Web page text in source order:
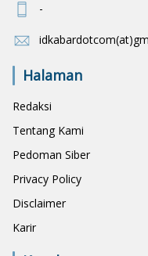
-
Halaman
Redaksi
Tentang Kami
Pedoman Siber
Privacy Policy
Disclaimer
Karir